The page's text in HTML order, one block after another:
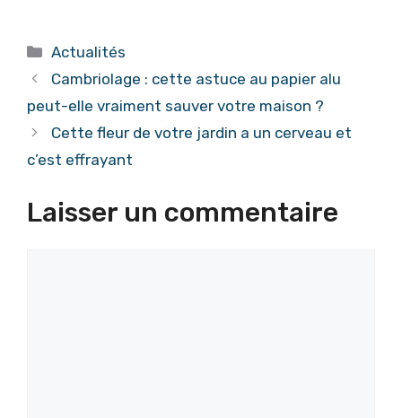
Catégories
Actualités
Cambriolage : cette astuce au papier alu
peut-elle vraiment sauver votre maison ?
Cette fleur de votre jardin a un cerveau et
c’est effrayant
Laisser un commentaire